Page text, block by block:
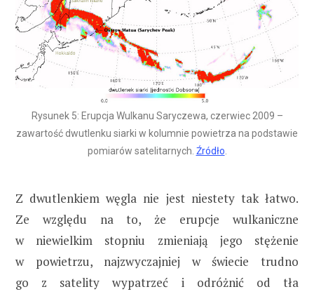
Rysunek 5: Erupcja Wulkanu Saryczewa, czerwiec 2009 –
zawartość dwutlenku siarki w kolumnie powietrza na podstawie
pomiarów satelitarnych. Źródło
Z dwutlenkiem węgla nie jest niestety tak łatwo.
Ze względu na to, że erupcje wulkaniczne
w niewielkim stopniu zmieniają jego stężenie
w powietrzu, najzwyczajniej w świecie trudno
go z satelity wypatrzeć i odróżnić od tła